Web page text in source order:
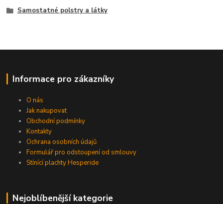
Samostatné polstry a látky
Informace pro zákazníky
O nás
Jak nakupovat
Obchodní podmínky
Kontakty
Ochrana osobních údajů
Formulář pro odstoupení od smlouvy
Stínící plachty Hesperide
Nejoblíbenější kategorie